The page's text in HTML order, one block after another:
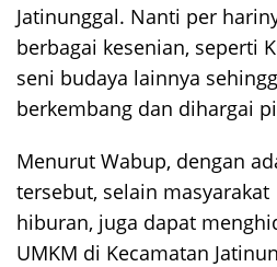
Jatinunggal. Nanti per
berbagai kesenian, seperti
seni budaya lainnya
berkembang dan dihargai
Menurut Wabup, dengan
tersebut, selain
hiburan, juga dapat
UMKM di Kecamatan